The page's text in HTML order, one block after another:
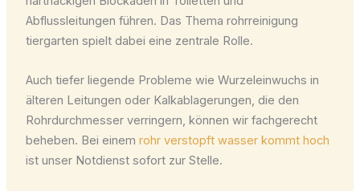
Abflussleitungen führen. Das Thema rohrreinigung
tiergarten spielt dabei eine zentrale Rolle.
Auch tiefer liegende Probleme wie Wurzeleinwuchs in
älteren Leitungen oder Kalkablagerungen, die den
Rohrdurchmesser verringern, können wir fachgerecht
beheben. Bei einem rohr verstopft wasser kommt hoch
ist unser Notdienst sofort zur Stelle.